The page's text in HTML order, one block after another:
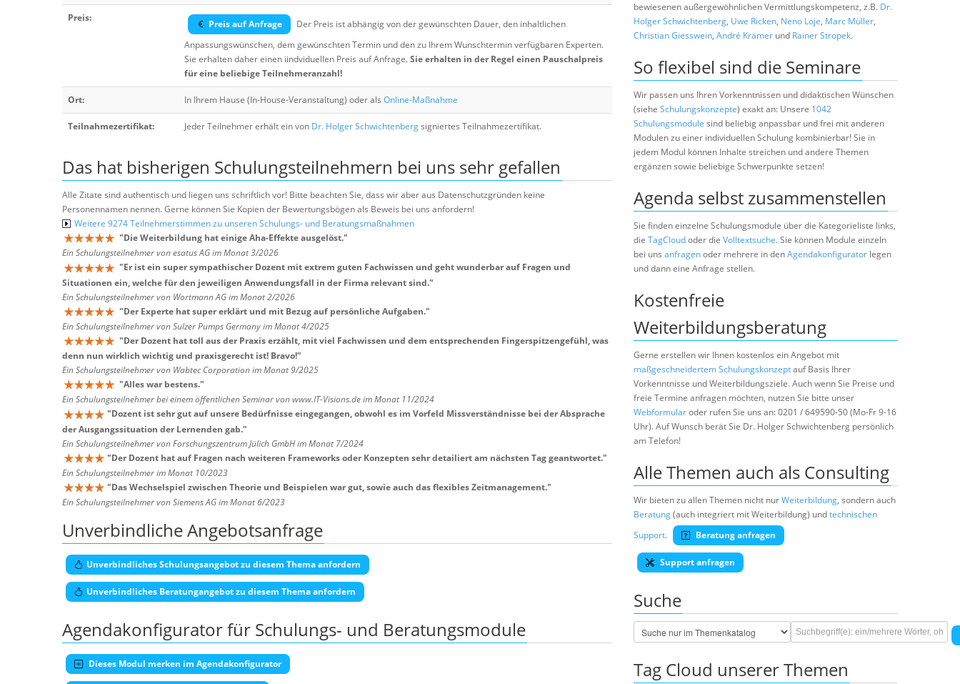
Preis:
Preis auf Anfrage
Der Preis ist abhängig von der gewünschten Dauer, den inhaltlichen
Anpassungswünschen, dem gewünschten Termin und den zu Ihrem Wunschtermin verfügbaren Experten.
Sie erhalten daher einen iindviduellen Preis auf Anfrage.Sie erhalten in der Regel einen Pauschalpreis
für eine beliebige Teilnehmeranzahl!
Ort: In Ihrem Hause (In-House-Veranstaltung) oder als Online-Maßnahme
Teilnahmezertifikat: Jeder Teilnehmer erhält ein von Dr. Holger Schwichtenbergsigniertes Teilnahmezertifikat.
Das hat bisherigen Schulungsteilnehmern bei uns sehr gefallen
Alle Zitate sind authentisch und liegen uns schriftlich vor! Bitte beachten Sie, dass wir aber aus Datenschutzgründen keine
Personennamen nennen. Gerne können Sie Kopien der Bewertungsbögen als Beweis bei uns anfordern!
Weitere 9274 Teilnehmerstimmen zu unseren Schulungs- und Beratungsmaßnahmen
"Die Weiterbildung hat einige Aha-Effekte ausgelöst."
Ein Schulungsteilnehmer von esatus AG im Monat 3/2026
"Er ist ein super sympathischer Dozent mit extrem guten Fachwissen und geht wunderbar auf Fragen und
Situationen ein, welche für den jeweiligen Anwendungsfall in der Firma relevant sind."
Ein Schulungsteilnehmer von Wortmann AG im Monat 2/2026
"Der Experte hat super erklärt und mit Bezug auf persönliche Aufgaben."
Ein Schulungsteilnehmer von Sulzer Pumps Germany im Monat 4/2025
"Der Dozent hat toll aus der Praxis erzählt, mit viel Fachwissen und dem entsprechenden Fingerspitzengefühl, was
denn nun wirklich wichtig und praxisgerecht ist! Bravo!"
Ein Schulungsteilnehmer von Wabtec Corporation im Monat 9/2025
"Alles war bestens."
Ein Schulungsteilnehmer bei einem öffentlichen Seminar von www.IT-Visions.de im Monat 11/2024
"Dozent ist sehr gut auf unsere Bedürfnisse eingegangen, obwohl es im Vorfeld Missverständnisse bei der Absprache
der Ausgangssituation der Lernenden gab."
Ein Schulungsteilnehmer von Forschungszentrum Jülich GmbH im Monat 7/2024
"Der Dozent hat auf Fragen nach weiteren Frameworks oder Konzepten sehr detailiert am nächsten Tag geantwortet."
Ein Schulungsteilnehmer im Monat 10/2023
"Das Wechselspiel zwischen Theorie und Beispielen war gut, sowie auch das flexibles Zeitmanagement."
Ein Schulungsteilnehmer von Siemens AG im Monat 6/2023
Unverbindliche Angebotsanfrage
Unverbindliches Schulungsangebot zu diesem Thema anfordern
Unverbindliches Beratungangebot zu diesem Thema anfordern
Agendakonfigurator für Schulungs- und Beratungsmodule
Dieses Modul merken im Agendakonfigurator
bewiesenen außergewöhnlichen Vermittlungskompetenz, z.B. Dr.
Holger Schwichtenberg, Uwe Ricken, Neno Loje, Marc Müller,
Christian Giesswein, André Krämer und Rainer Stropek.
So flexibel sind die Seminare
Wir passen uns Ihren Vorkenntnissen und didaktischen Wünschen
(siehe Schulungskonzepte) exakt an: Unsere 1042
Schulungsmodule sind beliebig anpassbar und frei mit anderen
Modulen zu einer individuellen Schulung kombinierbar! Sie in
jedem Modul können Inhalte streichen und andere Themen
ergänzen sowie beliebige Schwerpunkte setzen!
Agenda selbst zusammenstellen
Sie finden einzelne Schulungsmodule über die Kategorieliste links,
die TagCloudoder die Volltextsuche. Sie können Module einzeln
bei uns anfragenoder mehrere in denAgendakonfigurator legen
und dann eine Anfrage stellen.
Kostenfreie
Weiterbildungsberatung
Gerne erstellen wir Ihnen kostenlos ein Angebot mit
maßgeschneidertem Schulungskonzeptauf Basis Ihrer
Vorkenntnisse und Weiterbildungsziele. Auch wenn Sie Preise und
freie Termine anfragen möchten, nutzen Sie bitte unser
Webformularoder rufen Sie uns an: 0201 / 649590-50 (Mo-Fr 9-16
Uhr). Auf Wunsch berät Sie Dr. Holger Schwichtenberg persönlich
am Telefon!
Alle Themen auch als Consulting
Wir bieten zu allen Themen nicht nurWeiterbildung, sondern auch
Beratung(auch integriert mit Weiterbildung) undtechnischen
Support. Beratung anfragen
Support anfragen
Suche
Tag Cloud unserer Themen